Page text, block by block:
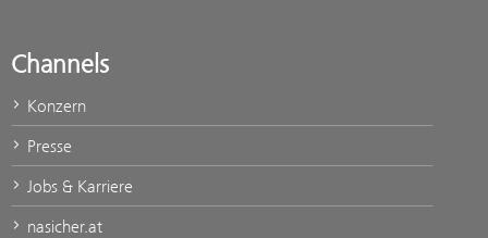
Channels
Konzern
Presse
Jobs & Karriere
nasicher.at